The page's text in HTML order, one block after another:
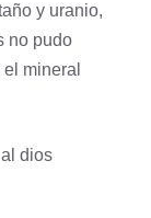
y uranio,
no pudo
mineral
dios